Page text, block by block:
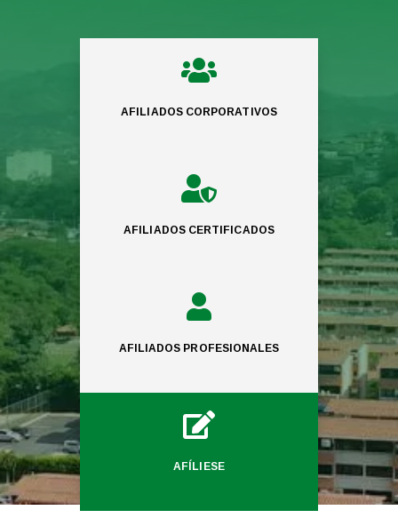

AFILIADOS CORPORATIVOS

AFILIADOS CERTIFICADOS

AFILIADOS PROFESIONALES

AFÍLIESE